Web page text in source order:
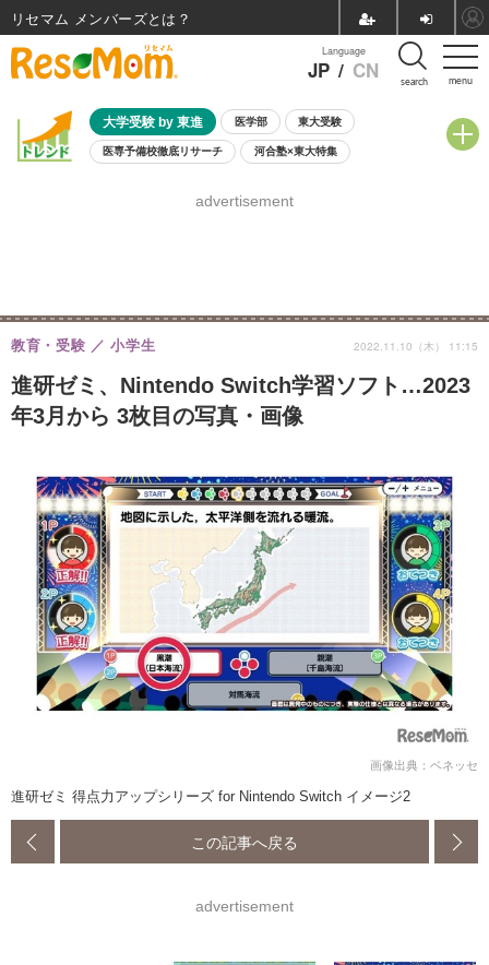
menu
Language
JP / CN search
大学受験 by 東進 医学部 東大受験
医専予備校徹底リサーチ 河合塾×東大特集
8月開催学校説明会・相談会
advertisement
進研ゼミ、Nintendo Switch学習ソフト…2023
年3月から 3枚目の写真・画像
教育・受験 小学生 2022.11.10（木） 11:15
画像出典：ベネッセ
進研ゼミ 得点力アップシリーズ for Nintendo Switch イメージ2
この記事へ戻る
advertisement
リセマム メンバーズ